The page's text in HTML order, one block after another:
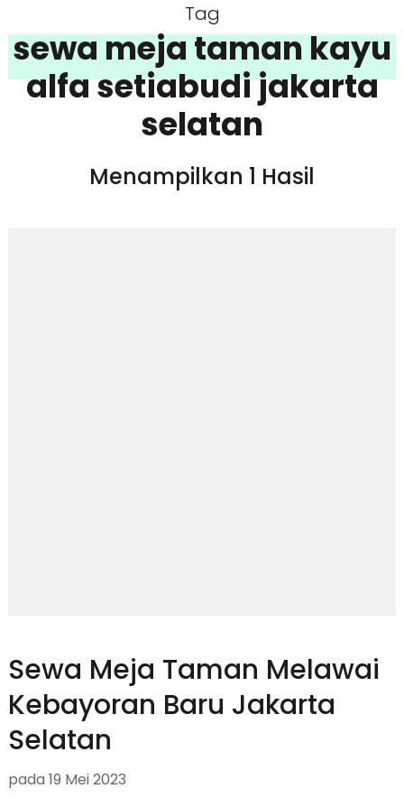
Tag
sewa meja taman kayu
alfa setiabudi jakarta
selatan
Menampilkan 1 Hasil
Sewa Meja Taman Melawai
Kebayoran Baru Jakarta
Selatan
pada 19 Mei 2023